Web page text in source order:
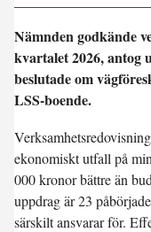
Nämnden godkände
kvartalet 2026, antog
beslutade om
LSS-boende.
ekonomiskt utfall på
000 kronor bättre än
uppdrag är 23
särskilt ansvarar för.